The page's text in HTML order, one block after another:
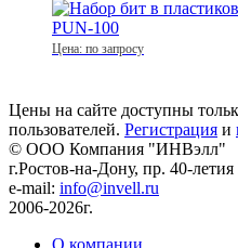
Цена: по запросу
Цены на сайте доступны
пользователей. Регистрация и
© ООО Компания "ИНВэлл"
г.Ростов-на-Дону, пр. 40-
e-mail: info@invell.ru
2006-2026г.